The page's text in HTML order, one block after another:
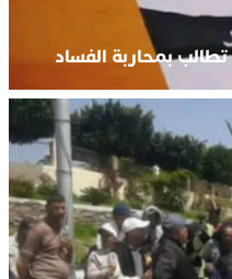
بمحاربة الفساد